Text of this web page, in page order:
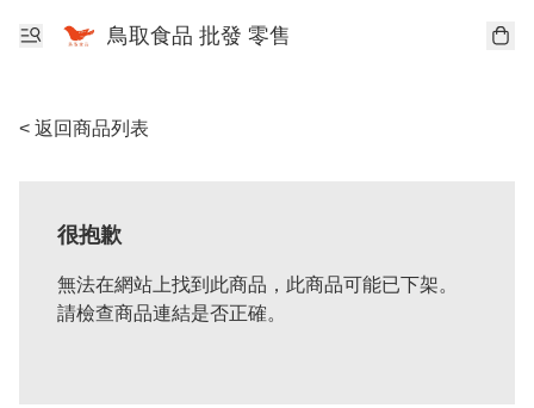
鳥取食品 批發 零售
< 返回商品列表
很抱歉
無法在網站上找到此商品，此商品可能已下架。
請檢查商品連結是否正確。